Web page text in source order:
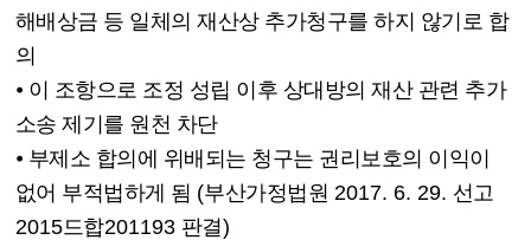
해배상금 등 일체의 재산상 추가청구를 하지 않기로 합
의
⦁ 이 조항으로 조정 성립 이후 상대방의 재산 관련 추가
소송 제기를 원천 차단
⦁ 부제소 합의에 위배되는 청구는 권리보호의 이익이
없어 부적법하게 됨 (부산가정법원 2017. 6. 29. 선고
2015드합201193 판결)